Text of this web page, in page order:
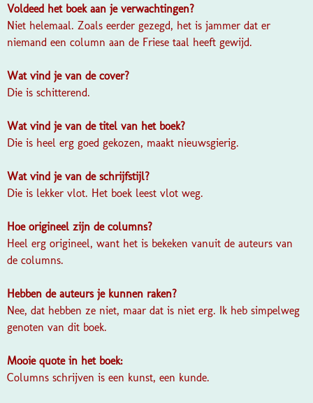
Voldeed het boek aan je verwachtingen?
Niet helemaal. Zoals eerder gezegd, het is jammer dat er
niemand een column aan de Friese taal heeft gewijd.
Wat vind je van de cover?
Die is schitterend.
Wat vind je van de titel van het boek?
Die is heel erg goed gekozen, maakt nieuwsgierig.
Wat vind je van de schrijfstijl?
Die is lekker vlot. Het boek leest vlot weg.
Hoe origineel zijn de columns?
Heel erg origineel, want het is bekeken vanuit de auteurs van
de columns.
Hebben de auteurs je kunnen raken?
Nee, dat hebben ze niet, maar dat is niet erg. Ik heb simpelweg
genoten van dit boek.
Mooie quote in het boek:
Columns schrijven is een kunst, een kunde.